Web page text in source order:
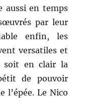
aussi en temps
par leur
enfin, les
versatiles et
soit en clair la
de pouvoir
l’épée. Le Nico